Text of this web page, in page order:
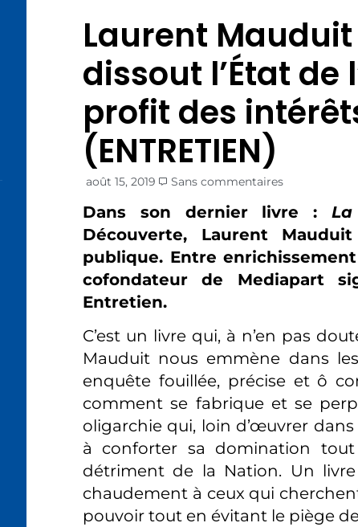
Laurent Mauduit
dissout l’État de
profit des
(ENTRETIEN)
août 15, 2019 Sans commentaires
Dans son dernier livre :
Découverte, Laurent
publique. Entre
cofondateur de Mediapart
Entretien.
C’est un livre qui, à n’en pas
Mauduit nous emmène dans
enquête fouillée, précise et ô
comment se fabrique et se
oligarchie qui, loin d’œuvrer
à conforter sa domination
détriment de la Nation. Un
chaudement à ceux qui
pouvoir tout en évitant le piège